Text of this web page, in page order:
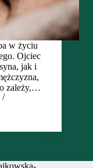
w życiu
Ojciec
jak i
zależy,…